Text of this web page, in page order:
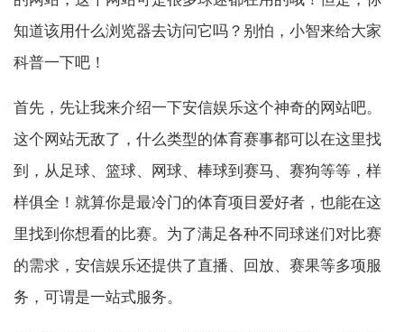
知道该用什么浏览器去访问它吗？别怕，小智来给大家
科普一下吧！
首先，先让我来介绍一下安信娱乐这个神奇的网站吧。
这个网站无敌了，什么类型的体育赛事都可以在这里找
到，从足球、篮球、网球、棒球到赛马、赛狗等等，样
样俱全！就算你是最冷门的体育项目爱好者，也能在这
里找到你想看的比赛。为了满足各种不同球迷们对比赛
的需求，安信娱乐还提供了直播、回放、赛果等多项服
务，可谓是一站式服务。